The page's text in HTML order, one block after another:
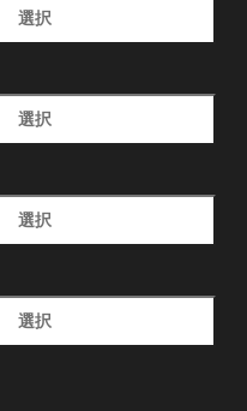
選択
選択
選択
選択